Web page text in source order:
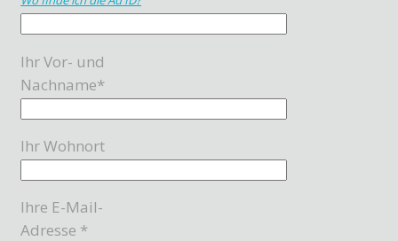
Ihr Vor- und
Nachname*
Ihr Wohnort
Ihre E-Mail-
Adresse *